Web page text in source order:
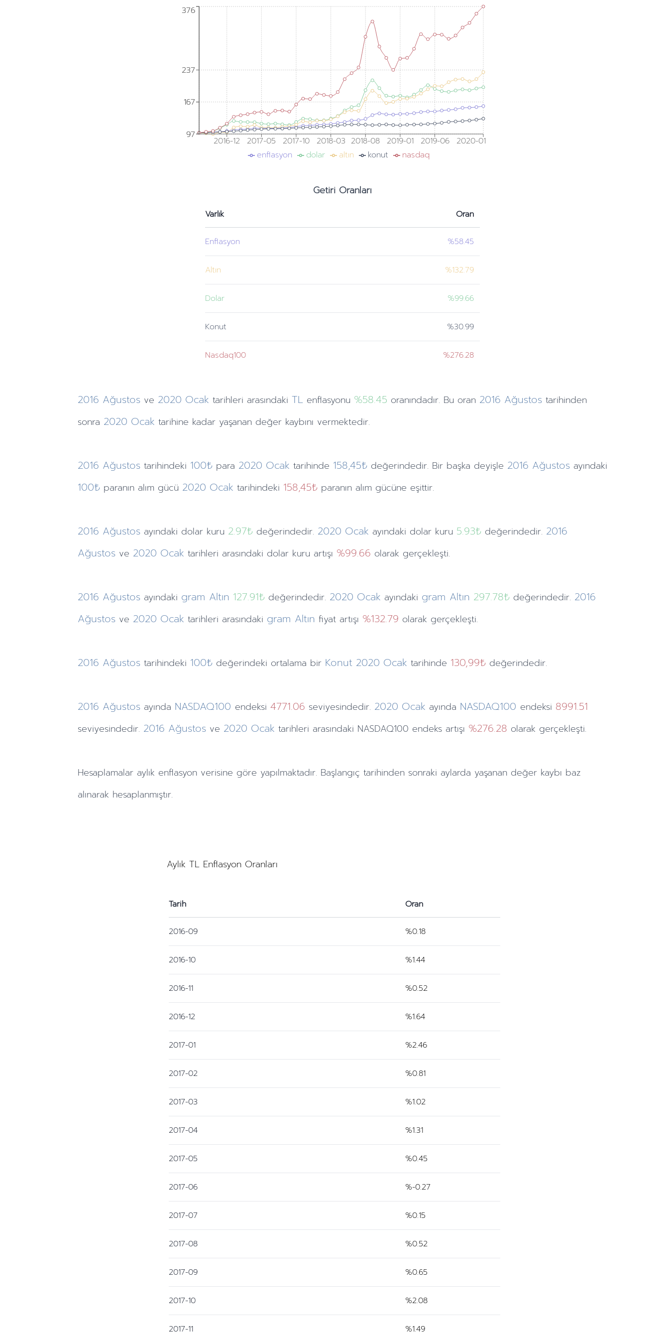
2016-12 2017-05 2017-10 2018-03 2018-08 2019-01 2019-06 2020-01
97
167
237
376
97
167
237
376
enflasyon dolar altın konut nasdaq
Getiri Oranları
Varlık Oran
Enflasyon %58.45
Altın %132.79
Dolar %99.66
Konut %30.99
Nasdaq100 %276.28
2016 Ağustos ve 2020 Ocak tarihleri arasındaki TLenflasyonu %58.45 oranındadır. Bu oran 2016 Ağustos tarihinden
sonra 2020 Ocak tarihine kadar yaşanan değer kaybını vermektedir.
2016 Ağustos tarihindeki 100₺ para 2020 Ocak tarihinde 158,45₺ değerindedir. Bir başka deyişle 2016 Ağustos ayındaki
100₺ paranın alım gücü 2020 Ocak tarihindeki 158,45₺ paranın alım gücüne eşittir.
2016 Ağustos ayındaki dolar kuru 2.97₺değerindedir. 2020 Ocak ayındaki dolar kuru 5.93₺değerindedir. 2016
Ağustos ve 2020 Ocak tarihleri arasındaki dolar kuru artışı %99.66 olarak gerçekleşti.
2016 Ağustos ayındaki gram Altın 127.91₺değerindedir. 2020 Ocak ayındaki gram Altın 297.78₺değerindedir. 2016
Ağustos ve 2020 Ocak tarihleri arasındaki gram Altın fiyat artışı %132.79 olarak gerçekleşti.
2016 Ağustos tarihindeki 100₺ değerindeki ortalama bir Konut 2020 Ocak tarihinde 130,99₺ değerindedir.
2016 Ağustos ayında NASDAQ100 endeksi 4771.06 seviyesindedir. 2020 Ocak ayında NASDAQ100 endeksi 8991.51
seviyesindedir. 2016 Ağustos ve 2020 Ocak tarihleri arasındaki NASDAQ100 endeks artışı %276.28 olarak gerçekleşti.
Hesaplamalar aylık enflasyon verisine göre yapılmaktadır. Başlangıç tarihinden sonraki aylarda yaşanan değer kaybı baz
alınarak hesaplanmıştır.
Aylık TL Enflasyon Oranları
Tarih Oran
2016-09 %0.18
2016-10 %1.44
2016-11 %0.52
2016-12 %1.64
2017-01 %2.46
2017-02 %0.81
2017-03 %1.02
2017-04 %1.31
2017-05 %0.45
2017-06 %-0.27
2017-07 %0.15
2017-08 %0.52
2017-09 %0.65
2017-10 %2.08
2017-11 %1.49